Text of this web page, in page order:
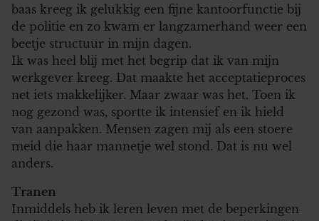
baas kreeg ik gelukkig een fijne kantoorfunctie bij
de politie en zo kwam er langzamerhand weer een
beetje structuur in mijn dagen.
Ik was heel blij met het begrip dat ik van mijn
werkgever kreeg. Dat maakte het acceptatieproces
net iets makkelijker. Maar zwaar was het. Toen ik
nog gezond was, sportte ik intensief en ik hield
van aanpakken. Mensen zagen mij als een stoere
meid die haar mannetje wel stond. Dat is nu wel
anders.
Tranen
Inmiddels heb ik leren leven met de beperkingen